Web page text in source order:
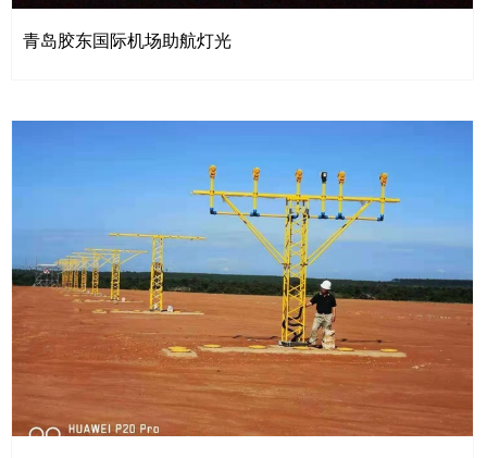
青岛胶东国际机场助航灯光